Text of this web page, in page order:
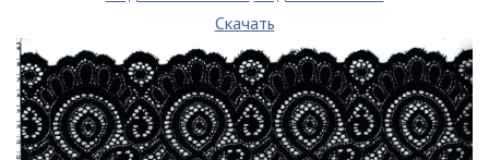
Скачать